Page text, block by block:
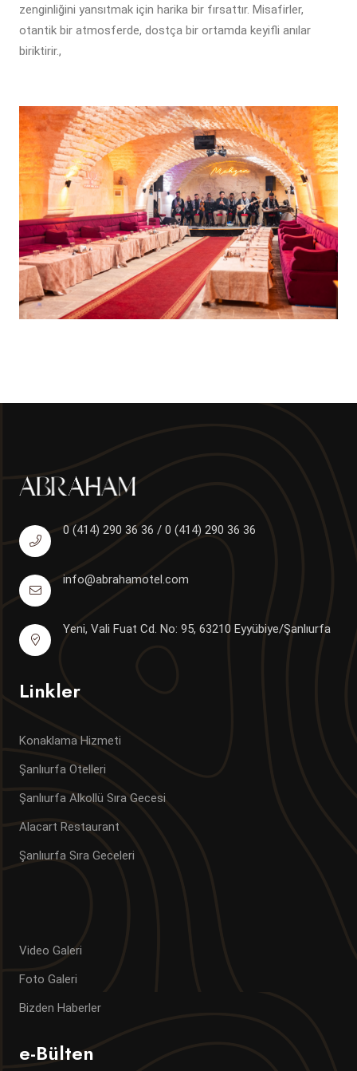
zenginliğini yansıtmak için harika bir fırsattır. Misafirler,
otantik bir atmosferde, dostça bir ortamda keyifli anılar
biriktirir.,
0 (414) 290 36 36 / 0 (414) 290 36 36
info@abrahamotel.com
Yeni, Vali Fuat Cd. No: 95, 63210 Eyyübiye/Şanlıurfa
Linkler
Konaklama Hizmeti
Şanlıurfa Otelleri
Şanlıurfa Alkollü Sıra Gecesi
Alacart Restaurant
Şanlıurfa Sıra Geceleri
Video Galeri
Foto Galeri
Bizden Haberler
e-Bülten